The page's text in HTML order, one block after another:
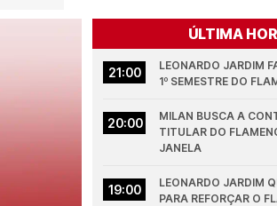
ÚLTIMA
21:00
LEONARDO JARDIM
1º SEMESTRE DO
20:00
MILAN BUSCA A
TITULAR DO
JANELA
19:00
LEONARDO JARDIM
PARA REFORÇAR O